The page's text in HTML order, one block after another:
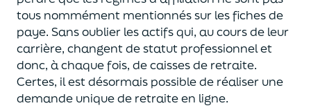
tous nommément mentionnés sur les fiches de
paye. Sans oublier les actifs qui, au cours de leur
carrière, changent de statut professionnelet
donc, à chaque fois, de caisses de retraite.
Certes, il est désormais possible de réaliser une
demande unique de retraite en ligne.